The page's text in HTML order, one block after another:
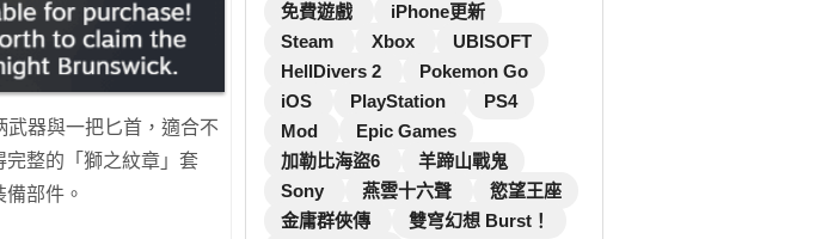
器與一把匕首，適合不
完整的「獅之紋章」套
部件。
免費遊戲
iPhone更新
Steam
Xbox
UBISOFT
HellDivers 2
Pokemon Go
iOS
PlayStation
PS4
Mod
Epic Games
加勒比海盜6
羊蹄山戰鬼
Sony
燕雲十六聲
慾望王座
金庸群俠傳
雙穹幻想 Burst！